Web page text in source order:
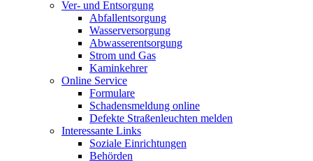
Ver- und Entsorgung
Abfallentsorgung
Wasserversorgung
Abwasserentsorgung
Strom und Gas
Kaminkehrer
Online Service
Formulare
Schadensmeldung online
Defekte Straßenleuchten melden
Interessante Links
Soziale Einrichtungen
Behörden